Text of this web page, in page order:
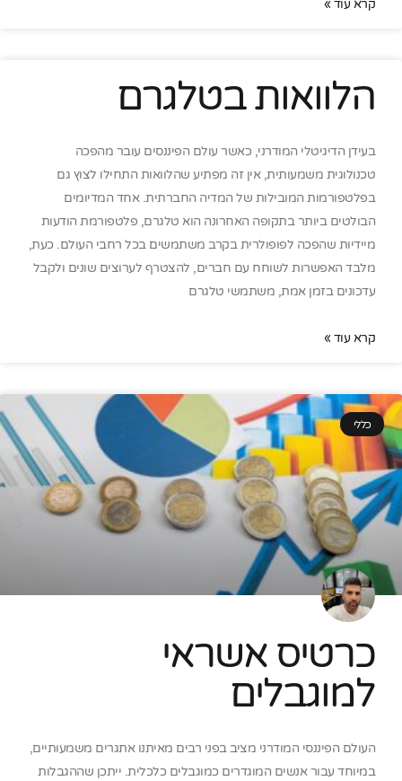
קרא עוד »
הלוואות בטלגרם
בעידן הדיגיטלי המודרני, כאשר עולם הפיננסים עובר מהפכה
טכנולוגית משמעותית, אין זה מפתיע שהלוואות התחילו לצוץ גם
בפלטפורמות המובילות של המדיה החברתית. אחד המדיומים
הבולטים ביותר בתקופה האחרונה הוא טלגרם, פלטפורמת הודעות
מיידיות שהפכה לפופולרית בקרב משתמשים בכל רחבי העולם. כעת,
מלבד האפשרות לשוחח עם חברים, להצטרף לערוצים שונים ולקבל
עדכונים בזמן אמת, משתמשי טלגרם
קרא עוד »
כללי
כרטיס אשראי
למוגבלים
העולם הפיננסי המודרני מציב בפני רבים מאיתנו אתגרים משמעותיים,
במיוחד עבור אנשים המוגדרים כמוגבלים כלכלית. ייתכן שההגבלות